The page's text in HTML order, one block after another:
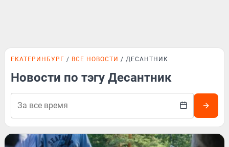
ЕКАТЕРИНБУРГ ВСЕ НОВОСТИ ДЕСАНТНИК
Новости по тэгу Десантник